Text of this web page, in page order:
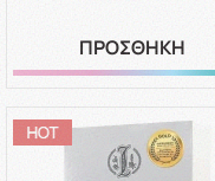
ΠΡΟΣΘΗΚΗ